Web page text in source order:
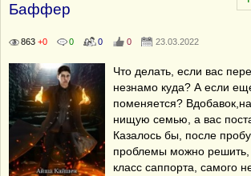
Баффер
863 +0 0 0 0 23.03.2022
Что делать, если вас
незнамо куда? А если
поменяется?
нищую семью, а вас
Казалось бы, после
проблемы можно решить,
класс саппорта, самого